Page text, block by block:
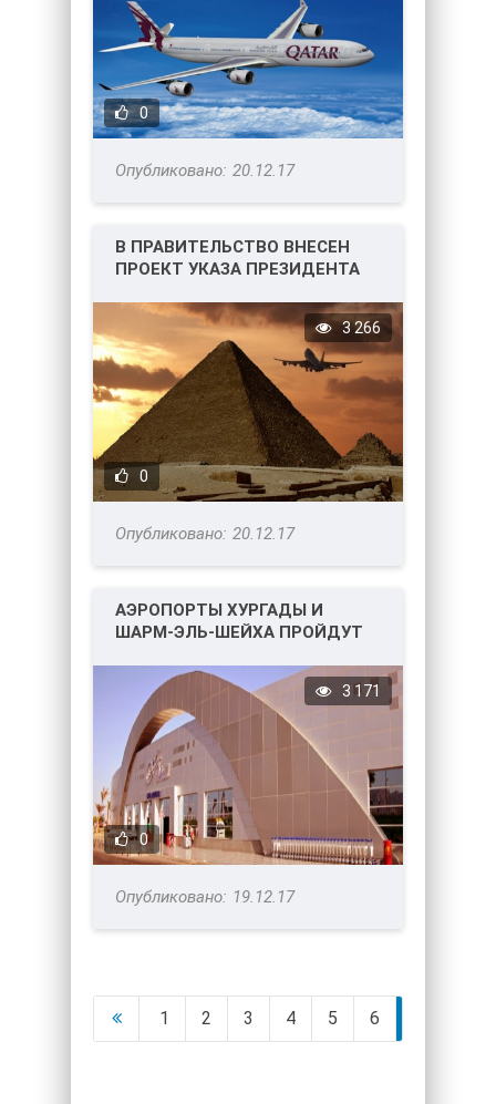
0
20.12.17
В ПРАВИТЕЛЬСТВО ВНЕСЕН
ПРОЕКТ УКАЗА ПРЕЗИДЕНТА
АВИАСООБЩЕНИЯ
0
3 266
20.12.17
АЭРОПОРТЫ ХУРГАДЫ И
ШАРМ-ЭЛЬ-ШЕЙХА ПРОЙДУТ
0
3 171
19.12.17
1 2 3 4 5 6